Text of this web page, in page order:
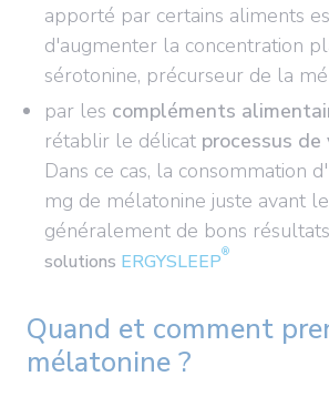
apporté par certains aliments
d'augmenter la concentration
sérotonine, précurseur de la
par les compléments
rétablir le délicat processus
Dans ce cas, la consommation
mg de mélatonine juste avant
généralement de bons résultats
solutions ERGYSLEEP®
Quand et comment
mélatonine ?